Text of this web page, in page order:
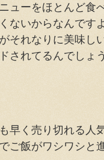
ューをほとんど食
ないからなんです
それなりに美味し
されてるんでしょ
早く売り切れる人
ご飯がワシワシと